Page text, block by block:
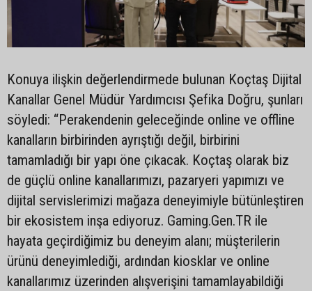
Konuya ilişkin değerlendirmede bulunan Koçtaş Dijital
Kanallar Genel Müdür Yardımcısı Şefika Doğru, şunları
söyledi: “Perakendenin geleceğinde online ve offline
kanalların birbirinden ayrıştığı değil, birbirini
tamamladığı bir yapı öne çıkacak. Koçtaş olarak biz
de güçlü online kanallarımızı, pazaryeri yapımızı ve
dijital servislerimizi mağaza deneyimiyle bütünleştiren
bir ekosistem inşa ediyoruz. Gaming.Gen.TR ile
hayata geçirdiğimiz bu deneyim alanı; müşterilerin
ürünü deneyimlediği, ardından kiosklar ve online
kanallarımız üzerinden alışverişini tamamlayabildiği